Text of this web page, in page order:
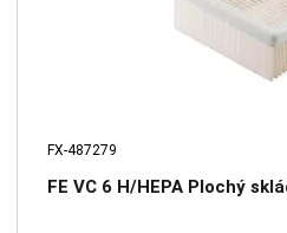
FX-487279
FE VC 6 H/HEPA Plochý